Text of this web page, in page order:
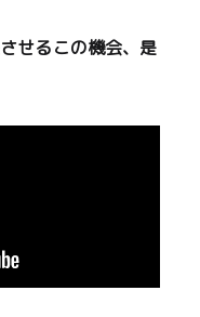
せるこの機会、是